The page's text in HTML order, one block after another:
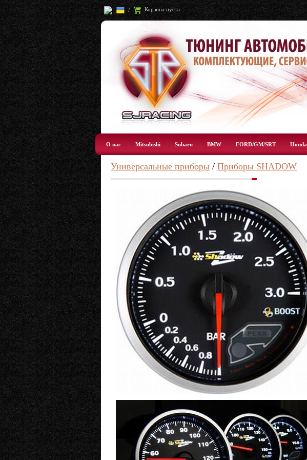
/ Корзина пуста
О нас | Mitsubishi | Subaru | BMW | FORD/GM/SRT | Honda
Универсальные приборы / Приборы SHADOW